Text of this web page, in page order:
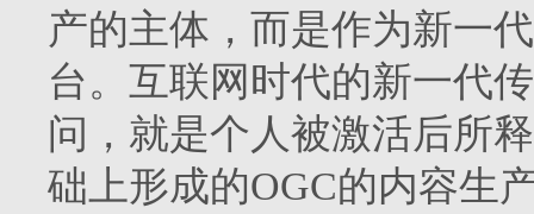
产的主体，而是作为新一
台。互联网时代的新一代
问，就是个人被激活后所
础上形成的OGC的内容生